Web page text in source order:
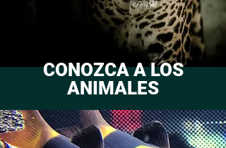
CONOZCA A LOS
ANIMALES